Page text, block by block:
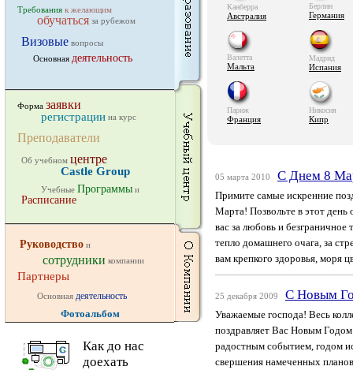
Требования к желающим
обучаться за рубежом
Визовые вопросы
Основная деятельность
Форма заявки
регистрации на курс
Преподаватели
Об учебном центре
Castle Group
Учебные Программы и
Расписание
Руководство и
сотрудники компании
Партнеры
Основная деятельность
Фотоальбом
Как до нас
доехать
Канберра
Австралия
Берлин
Германия
Валетта
Мальта
Мадрид
Испания
Париж
Франция
Никосия
Кипр
05 марта 2010 C Днем 8
Примите самые искренние
Марта! Позвольте в этот
вас за любовь и
тепло домашнего очага, за
вам крепкого здоровья, моря
25 декабря 2009 С Новым
Уважаемые господа! Весь
поздравляет Вас Новым
радостным событием, годом
свершения намеченных